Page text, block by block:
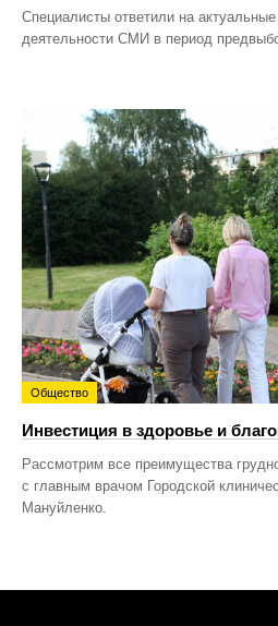
Специалисты ответили на
деятельности СМИ в период
Общество
Инвестиция в здоровье и
Рассмотрим все преимущества
с главным врачом Городской
Мануйленко.